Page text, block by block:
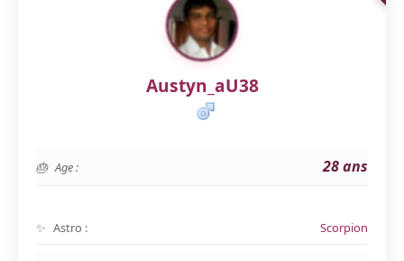
Austyn_aU38
Age : 28 ans
Astro : Scorpion